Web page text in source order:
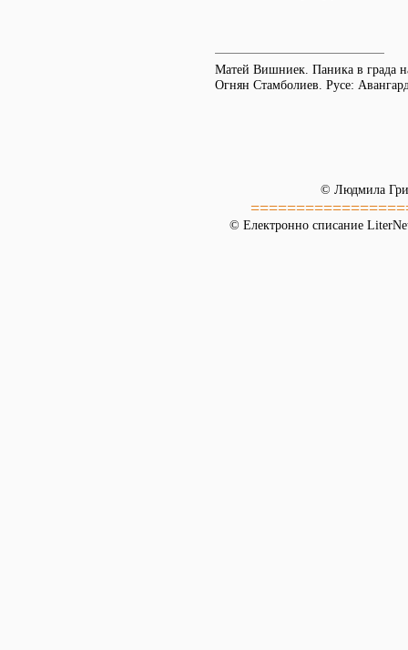
Матей Вишниек. Паника в града
Огнян Стамболиев. Русе:
© Людмила
© Електронно списание